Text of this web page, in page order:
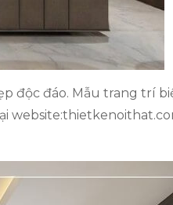
độc đáo. Mẫu trang trí